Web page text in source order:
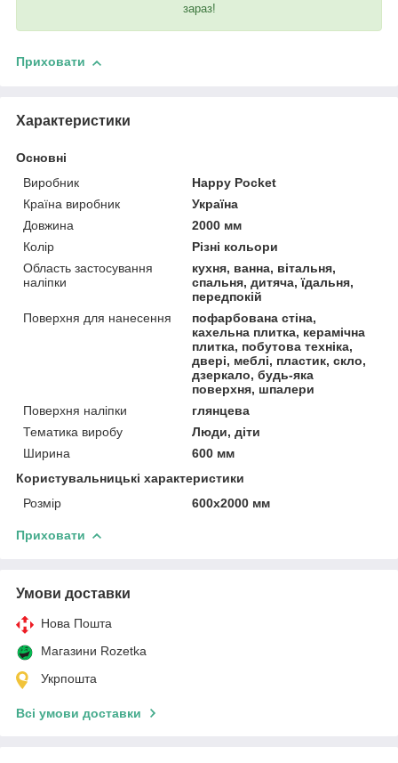
зараз!
Приховати
Характеристики
Основні
Виробник
Happy Pocket
Країна виробник
Україна
Довжина
2000 мм
Колір
Різні кольори
Область застосування
наліпки
кухня, ванна, вітальня,
спальня, дитяча, їдальня,
передпокій
Поверхня для нанесення
пофарбована стіна,
кахельна плитка, керамічна
плитка, побутова техніка,
двері, меблі, пластик, скло,
дзеркало, будь-яка
поверхня, шпалери
Поверхня наліпки
глянцева
Тематика виробу
Люди, діти
Ширина
600 мм
Користувальницькі характеристики
Розмір
600х2000 мм
Приховати
Умови доставки
Нова Пошта
Магазини Rozetka
Укрпошта
Всі умови доставки